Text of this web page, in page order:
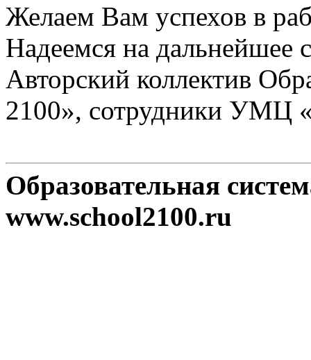
Желаем Вам успехов в
Надеемся на дальнейшее
Авторский коллектив
2100», сотрудники УМЦ
Образовательная
www.school2100.ru